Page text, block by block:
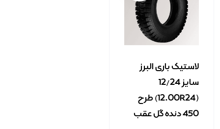
لاستیک باری البرز
سایز 12/24
(12.00R24) طرح
450 دنده گل عقب